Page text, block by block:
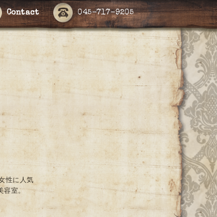
045-717-9205
Contact
性に人気
容室。